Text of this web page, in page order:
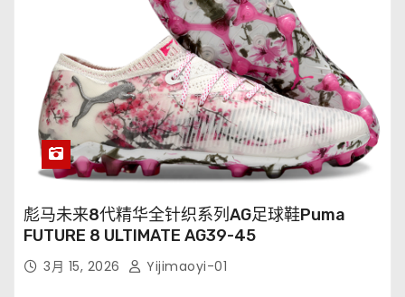
彪马未来8代精华全针织系列AG足球鞋Puma
FUTURE 8 ULTIMATE AG39-45
3月 15, 2026 Yijimaoyi-01